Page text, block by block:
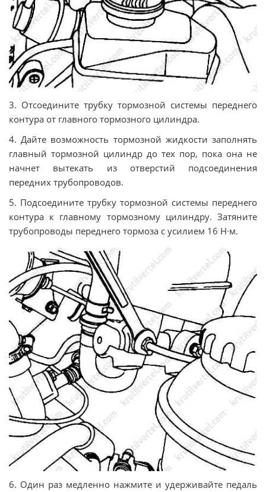
3. Отсоедините трубку тормозной системы переднего
контура от главного тормозного цилиндра.
4. Дайте возможность тормозной жидкости заполнять
главный тормозной цилиндр до тех пор, пока она не
начнет вытекать из отверстий подсоединения
передних трубопроводов.
5. Подсоедините трубку тормозной системы переднего
контура к главному тормозному цилиндру. Затяните
трубопроводы переднего тормоза с усилием 16 Н∙м.
6. Один раз медленно нажмите и удерживайте педаль